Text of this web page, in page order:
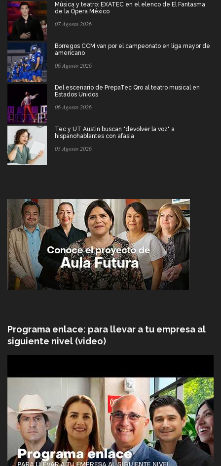
Música y teatro: EXATEC en el elenco de El Fantasma
de la Ópera México
07 Agosto 2026
Borregos CCM van por el campeonato en liga mayor de
americano
06 Agosto 2026
Del escenario de PrepaTec Qro al teatro musical en
Estados Unidos
06 Agosto 2026
Tec y UT Austin buscan "devolver la voz" a
hispanohablantes con afasia
05 Agosto 2026
Programa enlace: para llevar a tu empresa al
siguiente nivel (video)